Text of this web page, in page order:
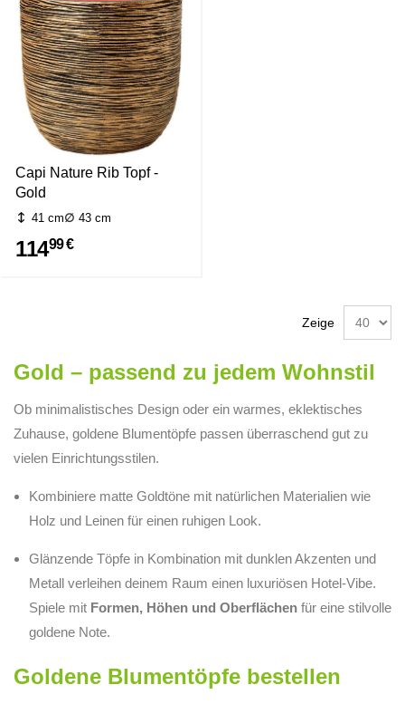
Capi Nature Rib Topf -
Gold
41 cm 43 cm
11499 €
Zeige
Gold – passend zu jedem Wohnstil
Ob minimalistisches Design oder ein warmes, eklektisches
Zuhause, goldene Blumentöpfe passen überraschend gut zu
vielen Einrichtungsstilen.
Kombiniere matte Goldtöne mit natürlichen Materialien wie
Holz und Leinen für einen ruhigen Look.
Glänzende Töpfe in Kombination mit dunklen Akzenten und
Metall verleihen deinem Raum einen luxuriösen Hotel-Vibe.
Spiele mit Formen, Höhen und Oberflächen für eine stilvolle
goldene Note.
Goldene Blumentöpfe bestellen